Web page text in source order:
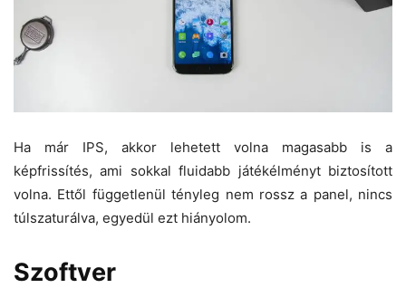
Ha már IPS, akkor lehetett volna magasabb is a
képfrissítés, ami sokkal fluidabb játékélményt biztosított
volna. Ettől függetlenül tényleg nem rossz a panel, nincs
túlszaturálva, egyedül ezt hiányolom.
Szoftver